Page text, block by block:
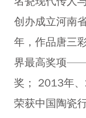
创办成立河南
年，作品唐三
界最高奖项——
奖； 2013年
荣获中国陶瓷